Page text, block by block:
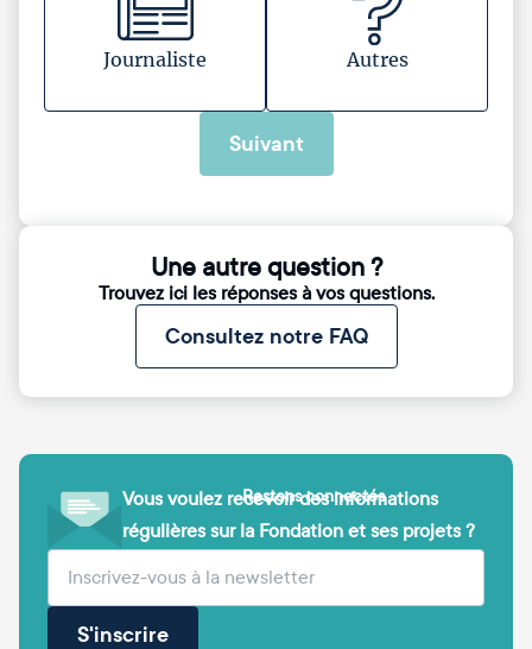
Journaliste Autres
Suivant
Une autre question ?
Trouvez ici les réponses à vos questions.
Consultez notre FAQ
Vous voulez recevoir des informations
régulières sur la Fondation et ses projets ?
Votre adresse e-mail (obligatoire)
S'inscrire
Restons connectés